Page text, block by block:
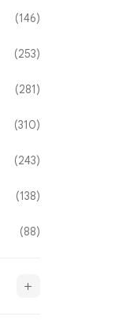
(146)
(253)
(281)
(310)
(243)
(138)
(88)